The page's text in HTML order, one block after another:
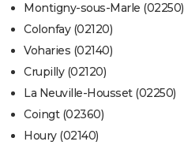
Montigny-sous-Marle (02250)
Colonfay (02120)
Voharies (02140)
Crupilly (02120)
La Neuville-Housset (02250)
Coingt (02360)
Houry (02140)